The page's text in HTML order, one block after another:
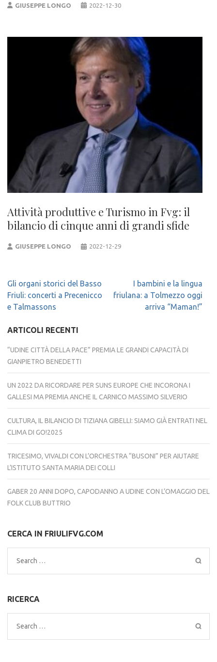
GIUSEPPE LONGO 2022-12-30
Attività produttive e Turismo in Fvg: il
bilancio di cinque anni di grandi sfide
GIUSEPPE LONGO 2022-12-29
Navigazione
articoli
Gli organi storici del Basso
Friuli: concerti a Precenicco
e Talmassons
I bambini e la lingua
friulana: a Tolmezzo oggi
arriva “Maman!”
ARTICOLI RECENTI
“UDINE CITTÀ DELLA PACE” PREMIA LE GRANDI CAPACITÀ DI
GIANPIETRO BENEDETTI
UN 2022 DA RICORDARE PER SUNS EUROPE CHE INCORONA I
GALLESI MA PREMIA ANCHE IL CARNICO MASSIMO SILVERIO
CULTURA, IL BILANCIO DI TIZIANA GIBELLI: SIAMO GIÀ ENTRATI NEL
CLIMA DI GO!2025
TRICESIMO, VIVALDI CON L’ORCHESTRA “BUSONI” PER AIUTARE
L’ISTITUTO SANTA MARIA DEI COLLI
GABER 20 ANNI DOPO, CAPODANNO A UDINE CON L’OMAGGIO DEL
FOLK CLUB BUTTRIO
CERCA IN FRIULIFVG.COM
Search
for:
RICERCA
Search
for: